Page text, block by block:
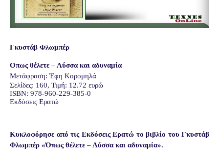
Γκυστάβ Φλωμπέρ
Όπως θέλετε – Λύσσα και αδυναμία
Μετάφραση: Έφη Κορομηλά
Σελίδες: 160, Τιμή: 12.72 ευρώ
ISBN: 978-960-229-385-0
Εκδόσεις Ερατώ
Κυκλοφόρησε από τις Εκδόσεις Ερατώ το βιβλίο του Γκυστάβ
Φλωμπέρ «Όπως θέλετε – Λύσσα και αδυναμία».